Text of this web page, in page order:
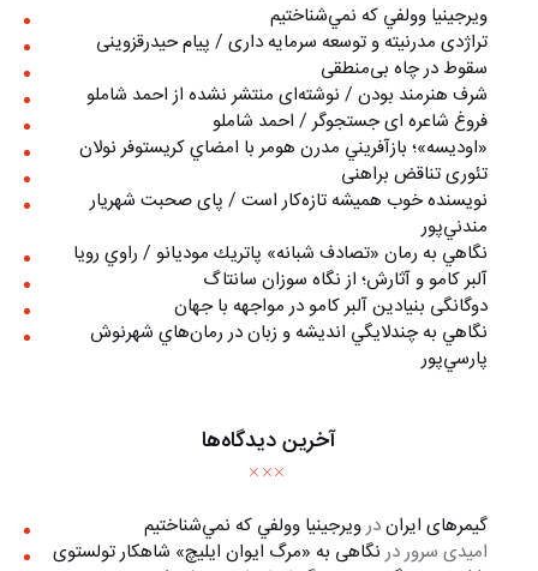
ويرجينيا وولفي كه نمي‌شناختيم
تراژدی مدرنیته و توسعه سرمایه داری / پیام حیدرقزوینی
سقوط در چاه بی‌منطقی
شرف هنرمند بودن / نوشته‌ای منتشر نشده از احمد شاملو
فروغ شاعره ای جستجوگر / احمد شاملو
«اوديسه»؛ بازآفريني مدرن هومر با امضاي كريستوفر نولان
تئوری تناقض براهنی
نويسنده خوب هميشه تازه‌كار است / پای صحبت شهريار
مندني‌پور
نگاهي به رمان «تصادف شبانه» پاتريك موديانو / راوي رويا
آلبر کامو و آثارش؛ از نگاه سوزان سانتاگ
دوگانگی بنیادین آلبر کامو در مواجهه با جهان
نگاهي به چندلايگي انديشه و زبان در رمان‌هاي شهرنوش
پارسي‌پور
آخرین دیدگاه‌ها
گیمرهای ایراندرويرجينيا وولفي كه نمي‌شناختيم
امیدی سروردرنگاهی به «مرگ ايوان ايليچ» شاهکار تولستوی